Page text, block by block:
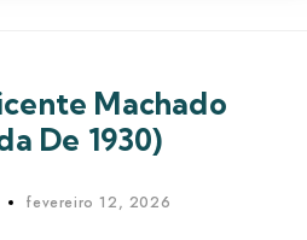
Machado
De 1930)
fevereiro 12, 2026